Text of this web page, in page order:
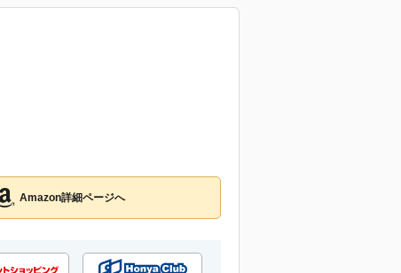
Amazon詳細ページへ